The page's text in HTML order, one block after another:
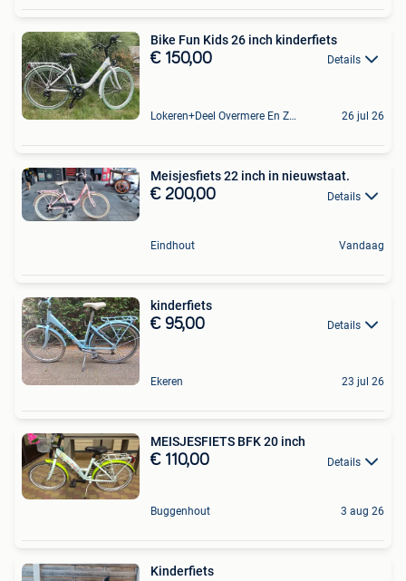
Bike Fun Kids 26 inch kinderfiets
€ 150,00 Details
Lokeren+Deel Overmere En Zele 26 jul 26
Meisjesfiets 22 inch in nieuwstaat.
€ 200,00 Details
Eindhout Vandaag
kinderfiets
€ 95,00 Details
Ekeren 23 jul 26
MEISJESFIETS BFK 20 inch
€ 110,00 Details
Buggenhout 3 aug 26
Kinderfiets